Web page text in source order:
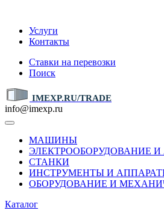
Услуги
Контакты
Ставки на перевозки
Поиск
IMEXP.RU/TRADE
info@imexp.ru
МАШИНЫ
ЭЛЕКТРООБОРУДОВАНИЕ И
СТАНКИ
ИНСТРУМЕНТЫ И
ОБОРУДОВАНИЕ И
Каталог